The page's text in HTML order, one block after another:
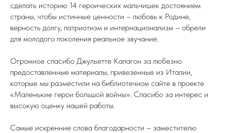
сделать историю 14 героических мальчишек достоянием
страны, чтобы истинные ценности – любовь к Родине,
верность долгу, патриотизм и интернационализм – обрели
для молодого поколения реальное звучание.
Огромное спасибо Джульетте Калагон за любезно
предоставленные материалы, привезенные из Италии,
которые мы разместили на библиотечном сайте в проекте
«Маленькие герои большой войны». Спасибо за интерес и
высокую оценку нашей работы.
Самые искренние слова благодарности – заместителю